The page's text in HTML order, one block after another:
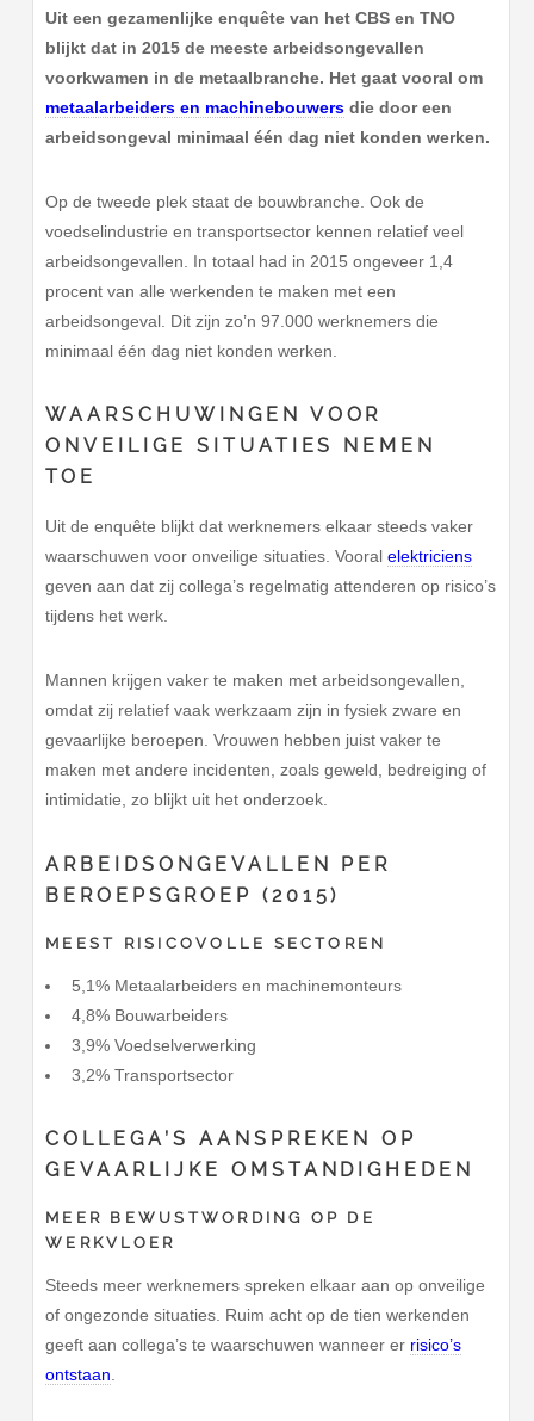
Uit een gezamenlijke enquête van het CBS en TNO
blijkt dat in 2015 de meeste arbeidsongevallen
voorkwamen in de metaalbranche. Het gaat vooral om
metaalarbeiders en machinebouwers die door een
arbeidsongeval minimaal één dag niet konden werken.
Op de tweede plek staat de bouwbranche. Ook de
voedselindustrie en transportsector kennen relatief veel
arbeidsongevallen. In totaal had in 2015 ongeveer 1,4
procent van alle werkenden te maken met een
arbeidsongeval. Dit zijn zo’n 97.000 werknemers die
minimaal één dag niet konden werken.
WAARSCHUWINGEN VOOR
ONVEILIGE SITUATIES NEMEN
TOE
Uit de enquête blijkt dat werknemers elkaar steeds vaker
waarschuwen voor onveilige situaties. Vooralelektriciens
geven aan dat zij collega’s regelmatig attenderen op risico’s
tijdens het werk.
Mannen krijgen vaker te maken met arbeidsongevallen,
omdat zij relatief vaak werkzaam zijn in fysiek zware en
gevaarlijke beroepen. Vrouwen hebben juist vaker te
maken met andere incidenten, zoals geweld, bedreiging of
intimidatie, zo blijkt uit het onderzoek.
ARBEIDSONGEVALLEN PER
BEROEPSGROEP (2015)
MEEST RISICOVOLLE SECTOREN
5,1% Metaalarbeiders en machinemonteurs
4,8% Bouwarbeiders
3,9% Voedselverwerking
3,2% Transportsector
COLLEGA’S AANSPREKEN OP
GEVAARLIJKE OMSTANDIGHEDEN
MEER BEWUSTWORDING OP DE
WERKVLOER
Steeds meer werknemers spreken elkaar aan op onveilige
of ongezonde situaties. Ruim acht op de tien werkenden
geeft aan collega’s te waarschuwen wanneer er risico’s
ontstaan